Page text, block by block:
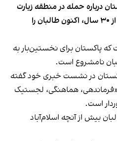
درباره حمله در منطقه زیارت
بلوچستان گفت پاکستان پس از ۳۰ سال، اکنون طالبان را
پاکستان برای نخستین‌بار به
نامشروع است.
در نشست خبری خود گفته
هماهنگی، لجستیک
است.
بیش از آنچه اسلام‌آباد